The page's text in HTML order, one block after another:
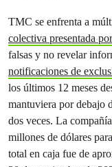
TMC se enfrenta a
colectiva presentada
falsas y no revelar
notificaciones de
los últimos 12 meses
mantuviera por debajo
dos veces. La compañía
millones de dólares
total en caja fue de